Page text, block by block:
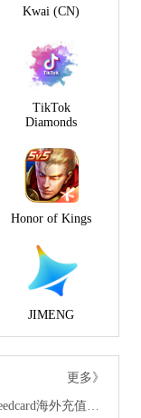
Kwai (CN)
TikTok
Diamonds
Honor of Kings
JIMENG
更多》
抖音充值在uspeedcard海外充值平台的优势